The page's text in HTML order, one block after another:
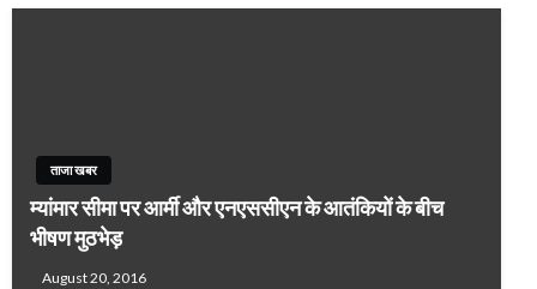
ताजा खबर
म्यांमार सीमा पर आर्मी और एनएससीएन के आतंकियों के बीच
भीषण मुठभेड़
August 20, 2016